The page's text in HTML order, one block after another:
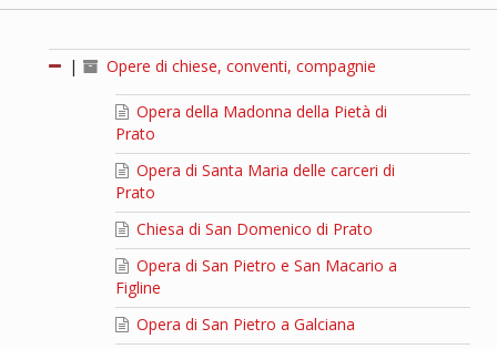
| Opere di chiese, conventi, compagnie
Opera della Madonna della Pietà di
Prato
Opera di Santa Maria delle carceri di
Prato
Chiesa di San Domenico di Prato
Opera di San Pietro e San Macario a
Figline
Opera di San Pietro a Galciana